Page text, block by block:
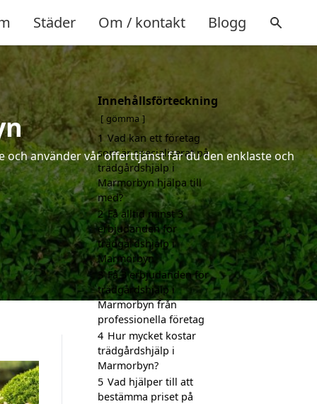
Städer Om / kontakt Blogg
använder vår offerttjänst får du den enklaste och
Innehållsförteckning
gömma
1 Vad kan ett företag
som är specialiserat på
trädgårdshjälp i
Marmorbyn hjälpa till
med?
2 Få alltid minst 3
erbjudanden för
trädgårdshjälp i
Marmorbyn
3 Få 3 erbjudanden för
trädgårdshjälp i
Marmorbyn från
professionella företag
4 Hur mycket kostar
trädgårdshjälp i
Marmorbyn?
5 Vad hjälper till att
bestämma priset på